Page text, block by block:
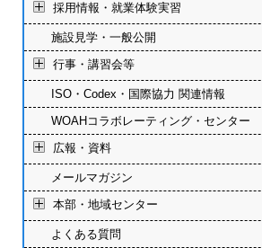
採用情報・就業体験実習
施設見学・一般公開
行事・講習会等
ISO・Codex・国際協力 関連情報
WOAHコラボレーティング・センター
広報・資料
メールマガジン
本部・地域センター
よくある質問